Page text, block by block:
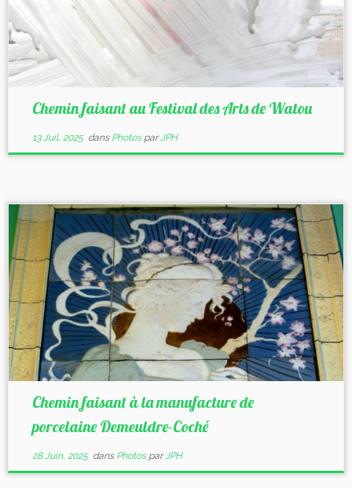
Chemin faisant au Festival des Arts de Watou
13 Juil, 2025dans Photos parJPH
Chemin faisant à la manufacture de
porcelaine Demeuldre-Coché
28 Juin, 2025dans Photos parJPH